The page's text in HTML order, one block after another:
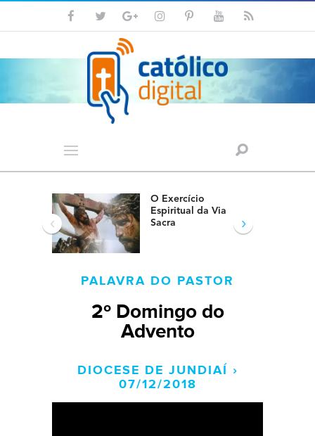
O Exercício
Espiritual da Via
Sacra
‹ ›
PALAVRA DO PASTOR
2º Domingo do
Advento
DIOCESE DE JUNDIAÍ ›
07/12/2018